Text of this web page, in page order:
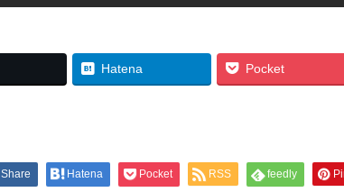
Hatena Pocket
Share Hatena Pocket RSS feedly